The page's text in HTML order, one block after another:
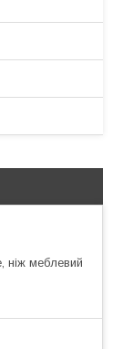
меблевий